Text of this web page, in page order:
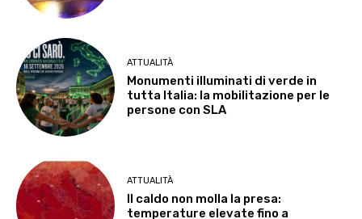
ATTUALITÀ
Monumenti illuminati di verde in
tutta Italia: la mobilitazione per le
persone con SLA
ATTUALITÀ
Il caldo non molla la presa:
temperature elevate fino a